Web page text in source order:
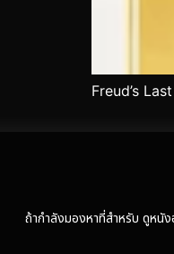
Freud’s
ถ้ากำลังมองหาที่สำหรับ ดูหนัง